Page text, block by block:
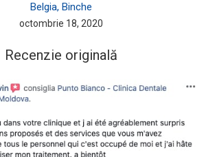
Belgia, Binche
octombrie 18, 2020
Recenzie originală